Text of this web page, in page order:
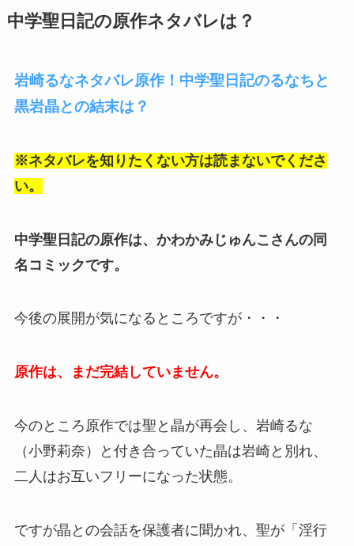
中学聖日記の原作ネタバレは？
岩崎るなネタバレ原作！中学聖日記のるなちと
黒岩晶との結末は？
※ネタバレを知りたくない方は読まないでくださ
い。
中学聖日記の原作は、かわかみじゅんこさんの同
名コミックです。
今後の展開が気になるところですが・・・
原作は、まだ完結していません。
今のところ原作では聖と晶が再会し、岩崎るな
（小野莉奈）と付き合っていた晶は岩崎と別れ、
二人はお互いフリーになった状態。
ですが晶との会話を保護者に聞かれ、聖が「淫行